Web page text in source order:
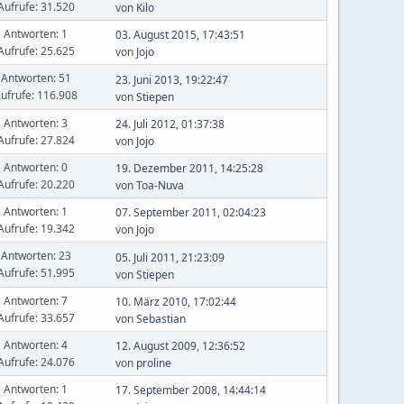
31.520 von Kilo
Antworten: 1
25.625
03. August 2015, 17:43:51
von Jojo
Antworten: 51
116.908
23. Juni 2013, 19:22:47
vonStiepen
Antworten: 3
27.824
24. Juli 2012, 01:37:38
von Jojo
Antworten: 0
20.220
19. Dezember 2011, 14:25:28
vonToa-Nuva
Antworten: 1
19.342
07. September 2011, 02:04:23
von Jojo
Antworten: 23
51.995
05. Juli 2011, 21:23:09
vonStiepen
Antworten: 7
33.657
10. März 2010, 17:02:44
vonSebastian
Antworten: 4
24.076
12. August 2009, 12:36:52
von proline
Antworten: 1
17. September 2008, 14:44:14